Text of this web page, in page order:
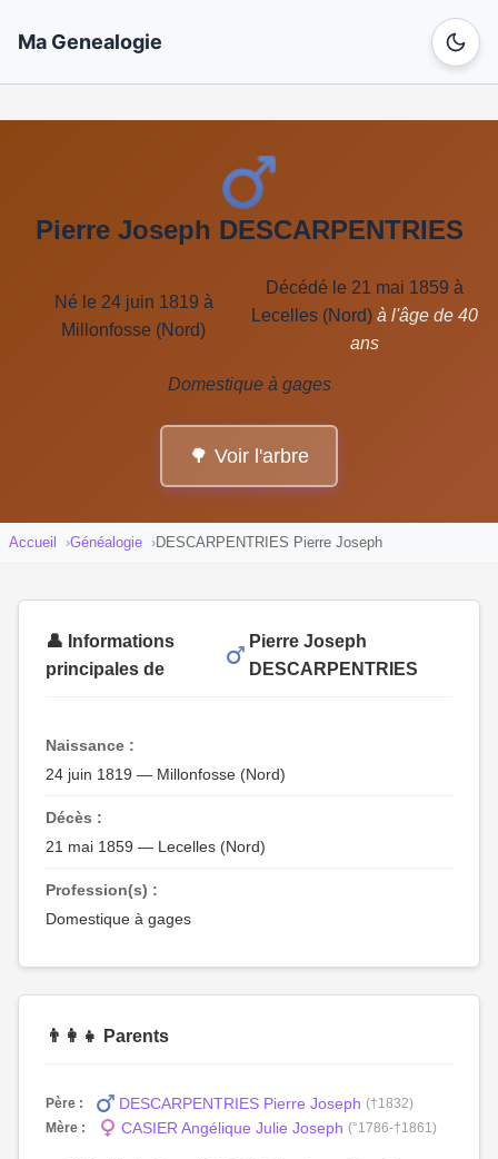
Ma Genealogie
Pierre Joseph DESCARPENTRIES
Né le 24 juin 1819 à
Millonfosse (Nord)
Décédé le 21 mai 1859 à
Lecelles (Nord) à l'âge de 40
ans
Domestique à gages
🌳 Voir l'arbre
Accueil Généalogie DESCARPENTRIES Pierre Joseph
👤 Informations
principales de
Pierre Joseph
DESCARPENTRIES
Naissance :
24 juin 1819 — Millonfosse (Nord)
Décès :
21 mai 1859 — Lecelles (Nord)
Profession(s) :
Domestique à gages
👨‍👩‍👧 Parents
Père : DESCARPENTRIES Pierre Joseph (†1832)
Mère :
CASIER Angélique Julie Joseph (°1786-†1861)